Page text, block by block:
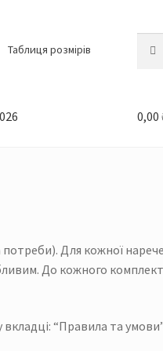
Таблиця розмірів
0,00
Для кожної
До кожного
“Правила та